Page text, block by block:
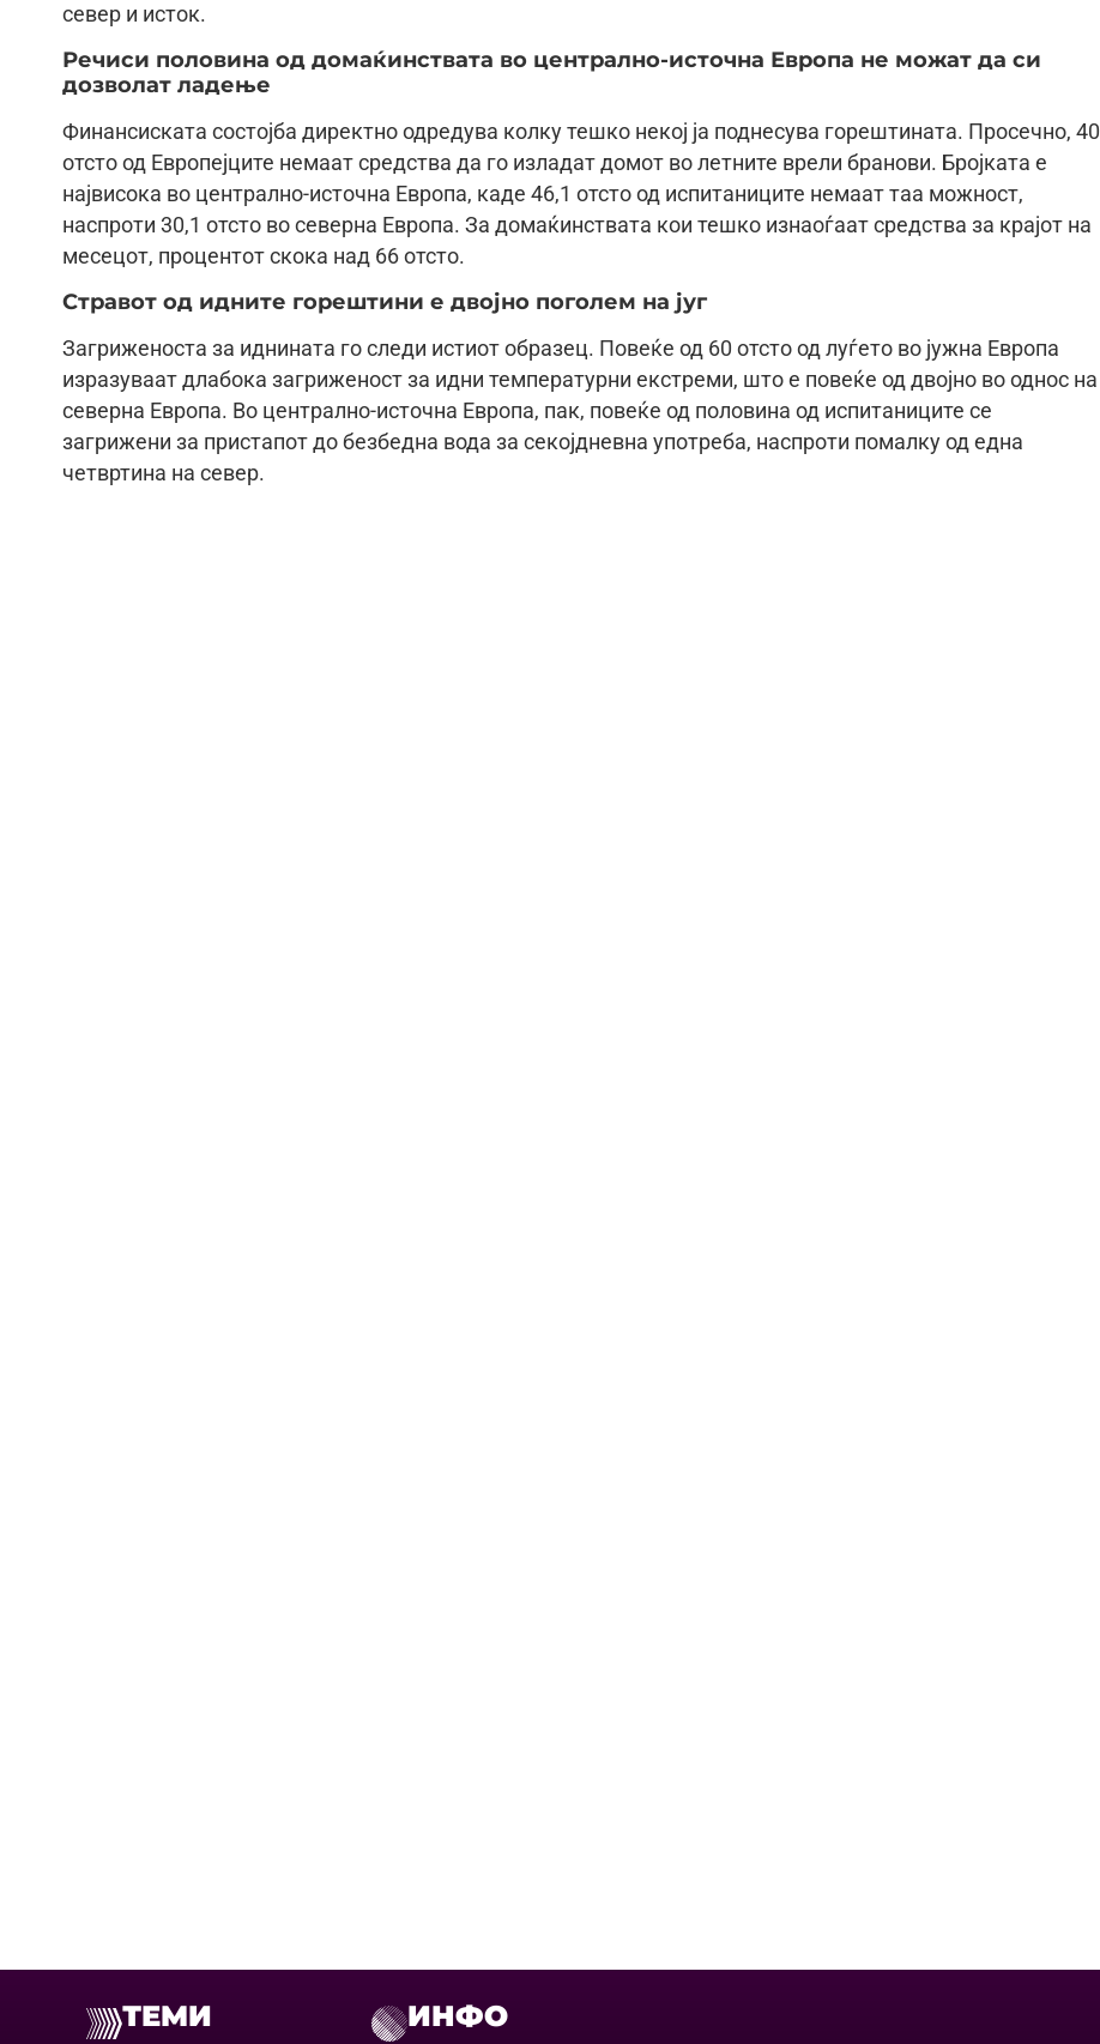
север и исток.
Речиси половина од домаќинствата во централно-источна Европа не можат да си
дозволат ладење
Финансиската состојба директно одредува колку тешко некој ја поднесува горештината. Просечно, 40
отсто од Европејците немаат средства да го изладат домот во летните врели бранови. Бројката е
највисока во централно-источна Европа, каде 46,1 отсто од испитаниците немаат таа можност,
наспроти 30,1 отсто во северна Европа. За домаќинствата кои тешко изнаоѓаат средства за крајот на
месецот, процентот скока над 66 отсто.
Стравот од идните горештини е двојно поголем на југ
Загриженоста за иднината го следи истиот образец. Повеќе од 60 отсто од луѓето во јужна Европа
изразуваат длабока загриженост за идни температурни екстреми, што е повеќе од двојно во однос на
северна Европа. Во централно-источна Европа, пак, повеќе од половина од испитаниците се
загрижени за пристапот до безбедна вода за секојдневна употреба, наспроти помалку од една
четвртина на север.
ТЕМИ ИНФО